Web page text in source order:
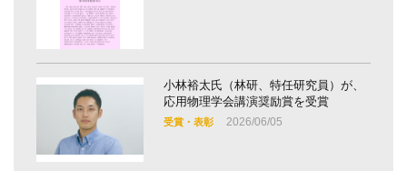
小林裕太氏（林研、特任研究員）が、
応用物理学会講演奨励賞を受賞
受賞・表彰 2026/06/05